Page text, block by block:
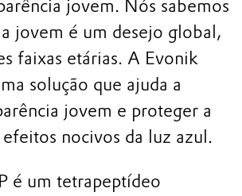
jovem. Nós sabemos
jovem é um desejo global,
faixas etárias. A Evonik
solução que ajuda a
jovem e proteger a
nocivos da luz azul.
é um tetrapeptídeo